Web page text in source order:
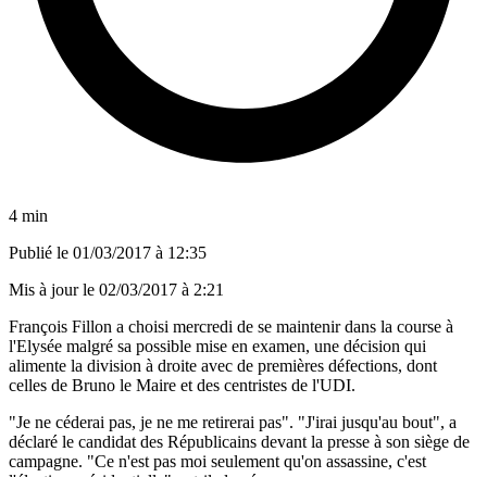
4 min
Publié le 01/03/2017 à 12:35
Mis à jour le 02/03/2017 à 2:21
François Fillon a choisi mercredi de se maintenir dans la course à
l'Elysée malgré sa possible mise en examen, une décision qui
alimente la division à droite avec de premières défections, dont
celles de Bruno le Maire et des centristes de l'UDI.
"Je ne céderai pas, je ne me retirerai pas". "J'irai jusqu'au bout", a
déclaré le candidat des Républicains devant la presse à son siège de
campagne. "Ce n'est pas moi seulement qu'on assassine, c'est